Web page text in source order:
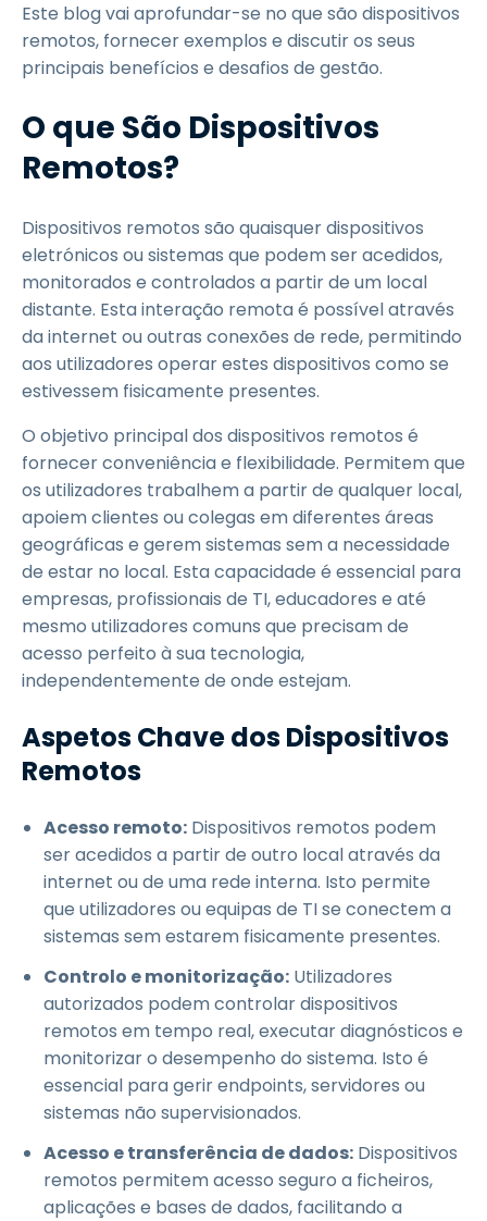
Este blog vai aprofundar-se no que são dispositivos
remotos, fornecer exemplos e discutir os seus
principais benefícios e desafios de gestão.
O que São Dispositivos
Remotos?
Dispositivos remotos são quaisquer dispositivos
eletrónicos ou sistemas que podem ser acedidos,
monitorados e controlados a partir de um local
distante. Esta interação remota é possível através
da internet ou outras conexões de rede, permitindo
aos utilizadores operar estes dispositivos como se
estivessem fisicamente presentes.
O objetivo principal dos dispositivos remotos é
fornecer conveniência e flexibilidade. Permitem que
os utilizadores trabalhem a partir de qualquer local,
apoiem clientes ou colegas em diferentes áreas
geográficas e gerem sistemas sem a necessidade
de estar no local. Esta capacidade é essencial para
empresas, profissionais de TI, educadores e até
mesmo utilizadores comuns que precisam de
acesso perfeito à sua tecnologia,
independentemente de onde estejam.
Aspetos Chave dos Dispositivos
Remotos
Acesso remoto: Dispositivos remotos podem
ser acedidos a partir de outro local através da
internet ou de uma rede interna. Isto permite
que utilizadores ou equipas de TI se conectem a
sistemas sem estarem fisicamente presentes.
Controlo e monitorização: Utilizadores
autorizados podem controlar dispositivos
remotos em tempo real, executar diagnósticos e
monitorizar o desempenho do sistema. Isto é
essencial para gerir endpoints, servidores ou
sistemas não supervisionados.
Acesso e transferência de dados: Dispositivos
remotos permitem acesso seguro a ficheiros,
aplicações e bases de dados, facilitando a